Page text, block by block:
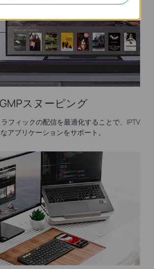
スヌーピング
フィックの配信を最適化することで、IPTV
アプリケーションをサポート。